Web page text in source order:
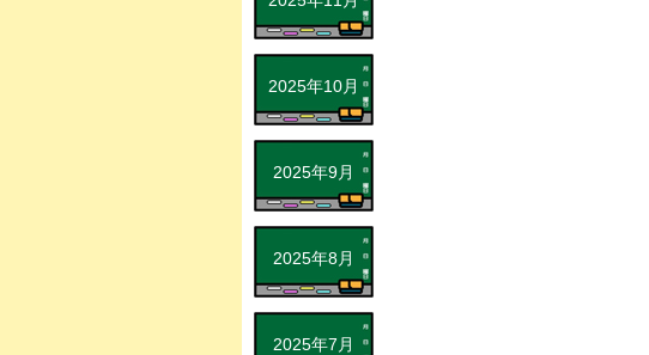
2025年7月
2025年8月
2025年9月
2025年10月